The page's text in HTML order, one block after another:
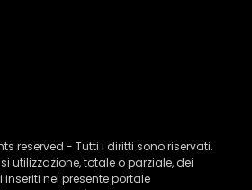
reserved - Tutti i diritti sono riservati.
utilizzazione, totale o parziale, dei
inseriti nel presente portale